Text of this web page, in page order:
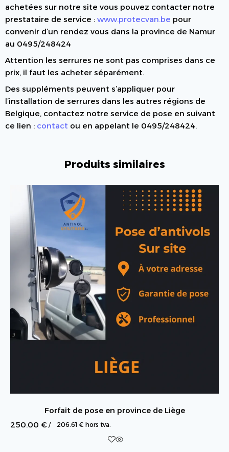
achetées sur notre site vous pouvez contacter notre
prestataire de service : www.protecvan.be pour
convenir d’un rendez vous dans la province de Namur
au 0495/248424
Attention les serrures ne sont pas comprises dans ce
prix, il faut les acheter séparément.
Des suppléments peuvent s’appliquer pour
l’installation de serrures dans les autres régions de
Belgique, contactez notre service de pose en suivant
ce lien : contact ou en appelant le 0495/248424.
Produits similaires
Forfait de pose en province de Liège
250.00 € / 206.61 € hors tva.